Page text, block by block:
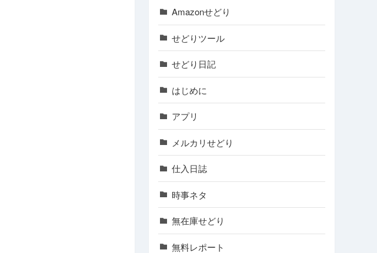
Amazonせどり
せどりツール
せどり日記
はじめに
アプリ
メルカリせどり
仕入日誌
時事ネタ
無在庫せどり
無料レポート